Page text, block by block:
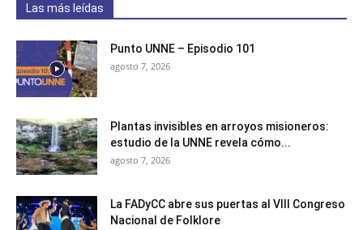
Las más leídas
Punto UNNE – Episodio 101
agosto 7, 2026
Plantas invisibles en arroyos misioneros:
estudio de la UNNE revela cómo...
agosto 7, 2026
La FADyCC abre sus puertas al VIII Congreso
Nacional de Folklore